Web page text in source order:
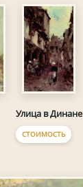
Улица в Динане
СТОИМОСТЬ